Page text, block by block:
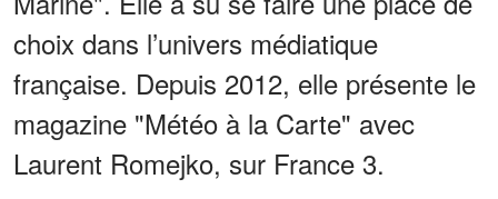
choix dans l’univers médiatique
française. Depuis 2012, elle présente le
magazine "Météo à la Carte" avec
Laurent Romejko, sur France 3.